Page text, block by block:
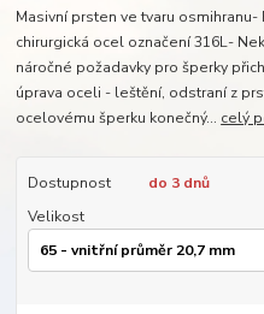
Masivní prsten ve tvaru osmihranu-
chirurgická ocel označení 316L-
náročné požadavky pro šperky
úprava oceli - leštění, odstraní z
ocelovému šperku konečný... celý
Dostupnost
do 3 dnů
Velikost